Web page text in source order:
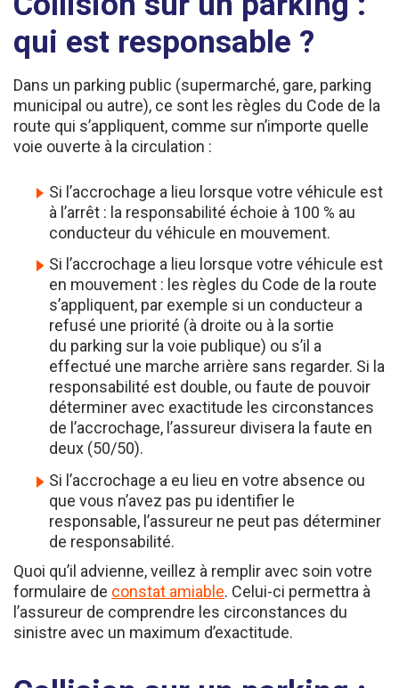
qui est responsable ?
Dans un parking public (supermarché, gare, parking
municipal ou autre), ce sont les règles du Code de la
route qui s’appliquent, comme sur n’importe quelle
voie ouverte à la circulation :
à l’arrêt : la responsabilité échoie à 100 % au
conducteur du véhicule en mouvement.
Si l’accrochage a lieu lorsque votre véhicule est
en mouvement : les règles du Code de la route
s’appliquent, par exemple si un conducteur a
refusé une priorité (à droite ou à la sortie
du parking sur la voie publique) ou s’il a
effectué une marche arrière sans regarder. Si la
responsabilité est double, ou faute de pouvoir
déterminer avec exactitude les circonstances
de l’accrochage, l’assureur divisera la faute en
deux (50/50).
Si l’accrochage a eu lieu en votre absence ou
que vous n’avez pas pu identifier le
responsable, l’assureur ne peut pas déterminer
de responsabilité.
Quoi qu’il advienne, veillez à remplir avec soin votre
formulaire deconstat amiable. Celui-ci permettra à
l’assureur de comprendre les circonstances du
sinistre avec un maximum d’exactitude.
Collision sur un parking :